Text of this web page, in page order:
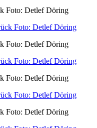
Foto: Detlef Döring
Foto: Detlef Döring
Foto: Detlef Döring
Foto: Detlef Döring